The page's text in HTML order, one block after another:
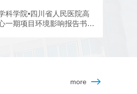
科学院•四川省人民医院高
一期项目环境影响报告书征
more